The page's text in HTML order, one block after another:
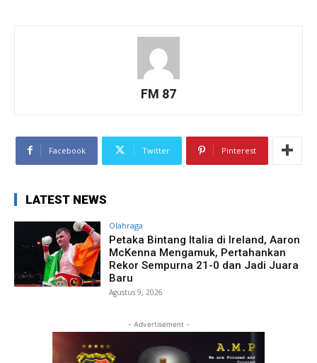
FM 87
Facebook Twitter Pinterest
LATEST NEWS
Olahraga
Petaka Bintang Italia di Ireland, Aaron
McKenna Mengamuk, Pertahankan
Rekor Sempurna 21-0 dan Jadi Juara
Baru
Agustus 9, 2026
- Advertisement -